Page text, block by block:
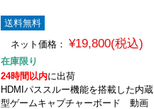
送料無料
ネット価格： ¥19,800(税込)
在庫限り
24時間以内に出荷
HDMIパススルー機能を搭載した内蔵
型ゲームキャプチャーボード 動画